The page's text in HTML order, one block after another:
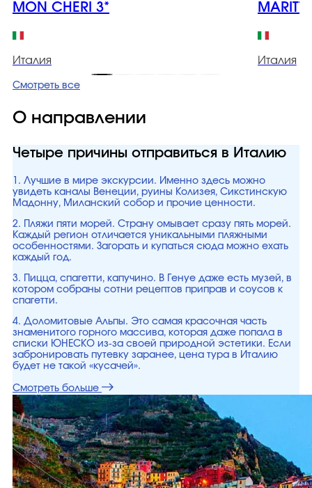
MON CHERI 3*
Италия Италия
Смотреть все
О направлении
Четыре причины отправиться в Италию
1. Лучшие в мире экскурсии. Именно здесь можно
увидеть каналы Венеции, руины Колизея, Сикстинскую
Мадонну, Миланский собор и прочие ценности.
2. Пляжи пяти морей. Страну омывает сразу пять морей.
Каждый регион отличается уникальными пляжными
особенностями. Загорать и купаться сюда можно ехать
каждый год.
3. Пицца, спагетти, капучино. В Генуе даже есть музей, в
котором собраны сотни рецептов приправ и соусов к
спагетти.
4. Доломитовые Альпы. Это самая красочная часть
знаменитого горного массива, которая даже попала в
списки ЮНЕСКО из-за своей природной эстетики. Если
забронировать путевку заранее, цена тура в Италию
будет не такой «кусачей».
Смотреть больше